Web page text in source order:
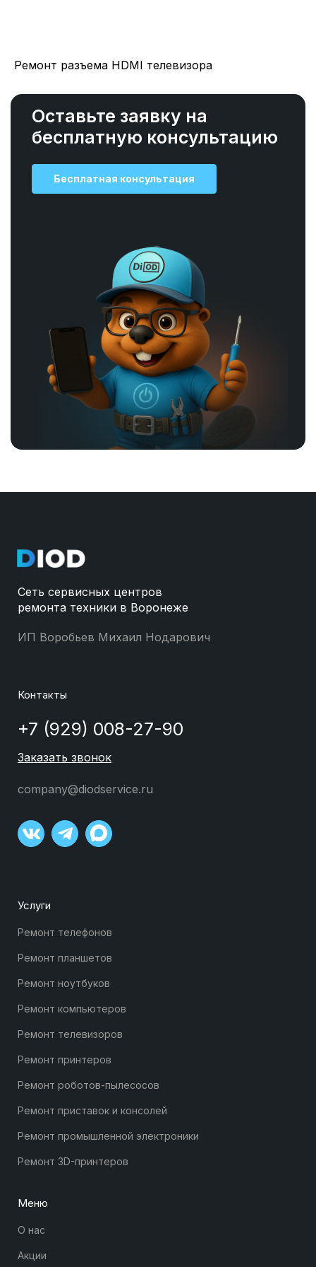
Ремонт разъема HDMI телевизора
Оставьте заявку на
бесплатную консультацию
Бесплатная консультация
Сеть сервисных центров
ремонта техники в Воронеже
ИП Воробьев Михаил Нодарович
Контакты
+7 (929) 008-27-90
Заказать звонок
company@diodservice.ru
Услуги
Ремонт телефонов
Ремонт планшетов
Ремонт ноутбуков
Ремонт компьютеров
Ремонт телевизоров
Ремонт принтеров
Ремонт роботов-пылесосов
Ремонт приставок и консолей
Ремонт промышленной электроники
Ремонт 3D-принтеров
Меню
О нас
Акции